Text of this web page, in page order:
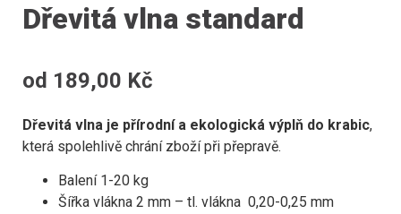
Dřevitá vlna standard
od 189,00 Kč
Dřevitá vlna je přírodní a ekologická výplň do krabic,
která spolehlivě chrání zboží při přepravě.
Balení 1-20 kg
Šířka vlákna 2 mm – tl. vlákna 0,20-0,25 mm